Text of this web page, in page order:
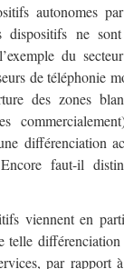
autonomes
ne
du
de téléphonie
des zones
différenciation
faut-il
viennent en
telle différenciation
par rapport